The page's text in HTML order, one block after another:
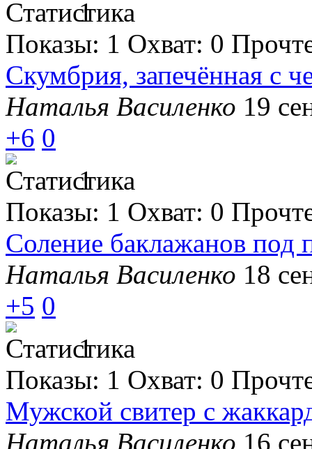
1
Показы: 1 Охват: 0
Скумбрия, запечённая с
Наталья Василенко 19
+6 0
1
Показы: 1 Охват: 0
Соление баклажанов под
Наталья Василенко 18
+5 0
1
Показы: 1 Охват: 0
Мужской свитер с
Наталья Василенко 16